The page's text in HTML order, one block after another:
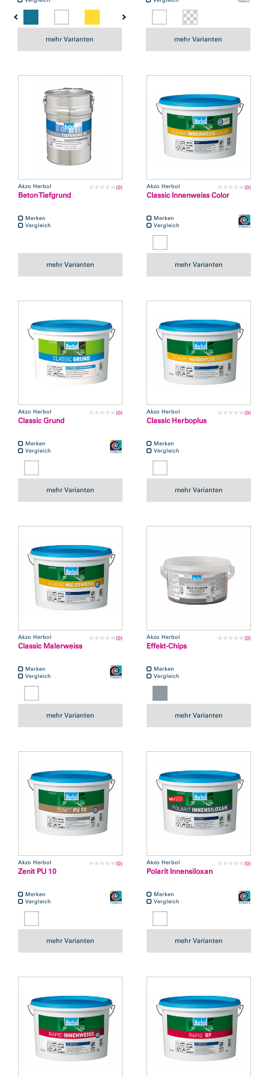
mehr Varianten mehr Varianten
Akzo Herbol (0)
Beton Tiefgrund
Merken
Vergleich
mehr Varianten
Akzo Herbol (0)
Classic Innenweiss Color
Merken
Vergleich
mehr Varianten
Akzo Herbol (0)
Classic Grund
Merken
Vergleich
mehr Varianten
Akzo Herbol (0)
Classic Herboplus
Merken
Vergleich
mehr Varianten
Akzo Herbol (0)
Classic Malerweiss
Merken
Vergleich
mehr Varianten
Akzo Herbol (0)
Effekt-Chips
Merken
Vergleich
mehr Varianten
Akzo Herbol (0)
Zenit PU 10
Merken
Vergleich
mehr Varianten
Akzo Herbol (0)
Polarit Innensiloxan
Merken
Vergleich
mehr Varianten